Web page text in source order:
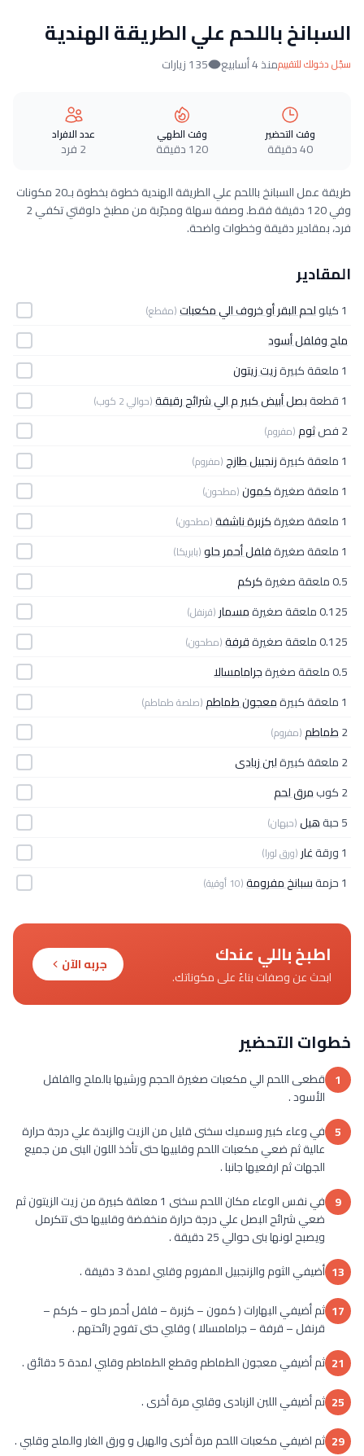
السبانخ باللحم علي الطريقة الهندية
سجّل دخولك للتقييممنذ 4 أسابيع 135 زيارات
وقت التحضير
40 دقيقة
وقت الطهي
120 دقيقة
عدد الافراد
2 فرد
طريقة عمل السبانخ باللحم علي الطريقة الهندية خطوة بخطوة بـ20 مكونات
وفي 120 دقيقة فقط. وصفة سهلة ومجرّبة من مطبخ دلوقتي تكفي 2
فرد، بمقادير دقيقة وخطوات واضحة.
المقادير
1 كيلو لحم البقر أو خروف الي مكعبات(مقطع)
ملح وفلفل أسود
1 ملعقة كبيرة
زيت زيتون
1 قطعة
بصل أبيض كبير م الي شرائح رقيقة(حوالي 2 كوب)
2 فص ثوم(مفروم)
1 ملعقة كبيرة زنجبيل طازج(مفروم)
1 ملعقة صغيرة كمون(مطحون)
1 ملعقة صغيرة كزبرة ناشفة(مطحون)
1 ملعقة صغيرة فلفل أحمر حلو(بابريكا)
0.5 ملعقة صغيرة
كركم
0.125 ملعقة صغيرة
مسمار (قرنفل)
0.125 ملعقة صغيرة قرفة(مطحون)
0.5 ملعقة صغيرة
جرامامسالا
1 ملعقة كبيرة
معجون طماطم(صلصة طماطم)
2طماطم(مفروم)
2 ملعقة كبيرة
لبن زبادى
2 كوب
مرق لحم
5 حبة
هيل(حبهان)
1 ورقة غار (ورق لورا)
1 حزمة سبانخ مفرومة(10 أوقية)
اطبخ باللي عندك
ابحث عن وصفات بناءً على مكوناتك.
جربه الآن
خطوات التحضير
1 قطعى اللحم الي مكعبات صغيرة الحجم ورشيها بالملح والفلفل
الأسود .
5 في وعاء كبير وسميك سخنى قليل من الزيت والزبدة علي درجة حرارة
عالية ثم ضعي مكعبات اللحم وقلبيها حتى تأخذ اللون البنى من جميع
الجهات ثم ارفعيها جانبا .
9
في نفس الوعاء مكان اللحم سخنى 1 معلقة كبيرة من زيت الزيتون ثم
ضعي شرائح البصل علي درجة حرارة منخفضة وقلبيها حتى تتكرمل
ويصبح لونها بنى حوالي 25 دقيقة .
13 أضيفي الثوم والزنجبيل المفروم وقلبي لمدة 3 دقيقة .
17 ثم أضيفي البهارات ( كمون – كزبرة – فلفل أحمر حلو – كركم –
قرنفل – قرفة – جرامامسالا ) وقلبي حتى تفوح رائحتهم .
21 ثم أضيفي معجون الطماطم وقطع الطماطم وقلبي لمدة 5 دقائق .
25 ثم أضيفي اللبن الزبادى وقلبي مرة أخرى .
29 ثم اضيفي مكعبات اللحم مرة أخرى والهيل و ورق الغار والملح وقلبي .